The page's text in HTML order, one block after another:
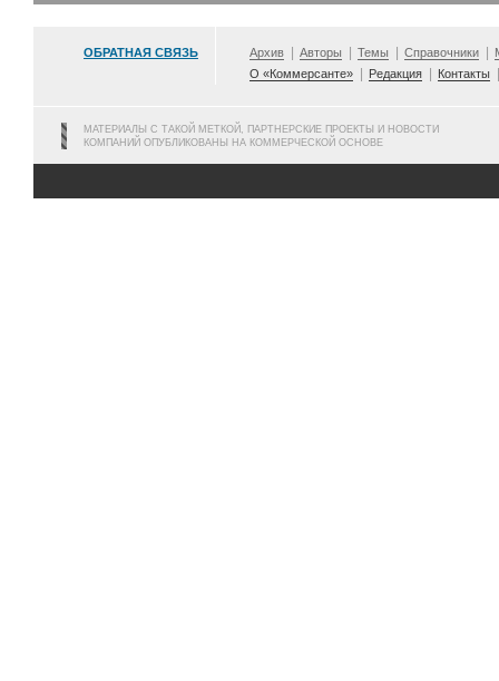
ОБРАТНАЯ СВЯЗЬ Архив Авторы Темы Справочники
О «Коммерсанте»
Редакция Контакты
МАТЕРИАЛЫ С ТАКОЙ МЕТКОЙ, ПАРТНЕРСКИЕ ПРОЕКТЫ И НОВОСТИ
КОМПАНИЙ ОПУБЛИКОВАНЫ НА КОММЕРЧЕСКОЙ ОСНОВЕ